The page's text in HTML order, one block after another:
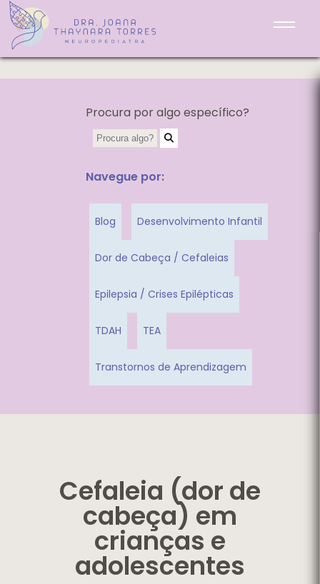
Lendo e aprendendo
Procura por algo específico?
Navegue por:
Blog Desenvolvimento Infantil
Dor de Cabeça / Cefaleias
Epilepsia / Crises Epilépticas
TDAH TEA
Transtornos de Aprendizagem
Cefaleia (dor de
cabeça) em
crianças e
adolescentes